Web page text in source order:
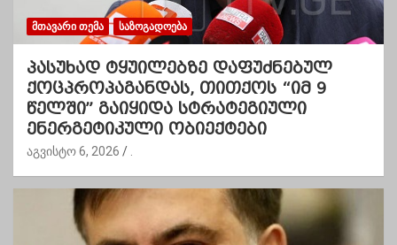
ᲛᲗᲐᲕᲐᲠᲘ ᲗᲔᲛᲐ ᲡᲐᲖᲝᲒᲐᲓᲝᲔᲑᲐ
პასუხად ტყუილებზე დაფუძნებულ
ქოცპროპაგანდას, თითქოს “იმ 9
წელში” გაიყიდა სტრატეგიული
ენერგეტიკული ობიექტები
აგვისტო 6, 2026